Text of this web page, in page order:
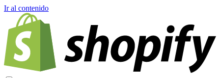
Ir al contenido